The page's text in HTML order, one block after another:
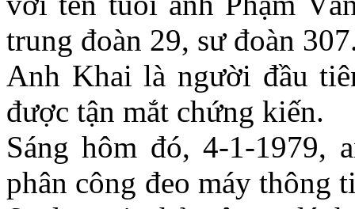
trung đoàn 29, sư đoàn
Anh Khai là người đầu
được tận mắt chứng kiến.
Sáng hôm đó, 4-1-1979,
phân công đeo máy thông